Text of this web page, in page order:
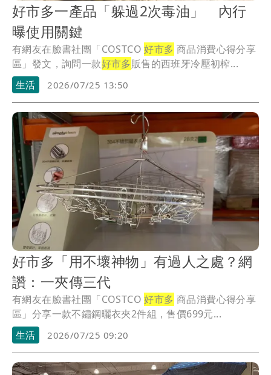
好市多一產品「躲過2次毒油」 內行
曝使用關鍵
有網友在臉書社團「COSTCO好市多 商品消費心得分享
區」發文，詢問一款好市多販售的西班牙冷壓初榨...
生活
2026/07/25 13:50
好市多「用不壞神物」有過人之處？網
讚：一夾傳三代
有網友在臉書社團「COSTCO好市多 商品消費心得分享
區」分享一款不鏽鋼曬衣夾2件組，售價699元...
生活
2026/07/25 09:20